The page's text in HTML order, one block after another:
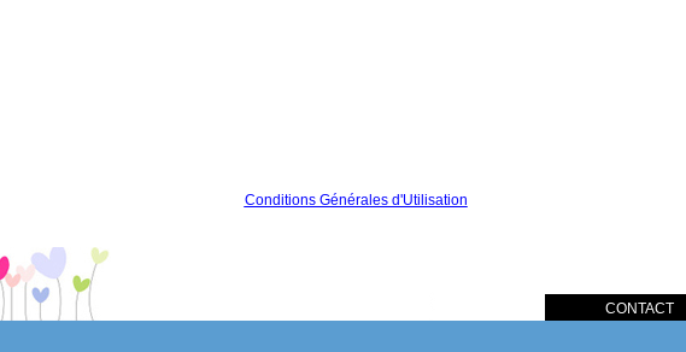
Conditions Générales d'Utilisation
CONTACT